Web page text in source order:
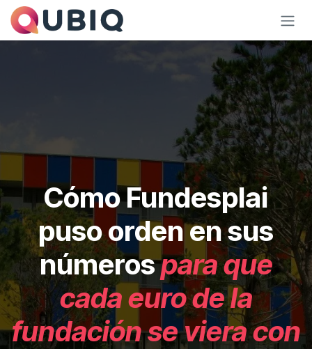
Ir al contenido
Cómo Fundesplai
puso orden en sus
númerospara que
cada euro de la
fundación se viera con